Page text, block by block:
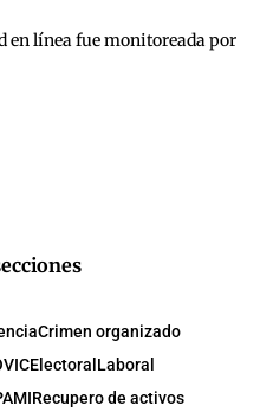
en línea fue monitoreada por
Crimen organizado
Electoral Laboral
Recupero de activos